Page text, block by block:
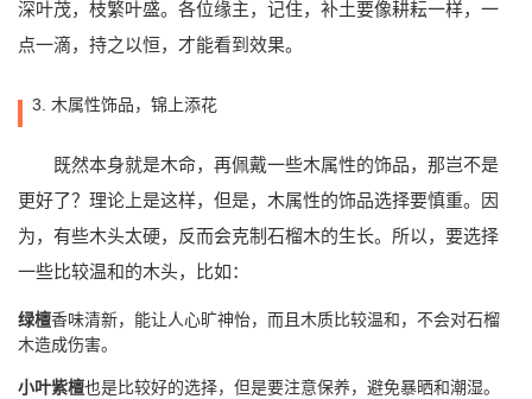
深叶茂，枝繁叶盛。各位缘主，记住，补土要像耕耘一样，一
点一滴，持之以恒，才能看到效果。
3. 木属性饰品，锦上添花
既然本身就是木命，再佩戴一些木属性的饰品，那岂不是
更好了？理论上是这样，但是，木属性的饰品选择要慎重。因
为，有些木头太硬，反而会克制石榴木的生长。所以，要选择
一些比较温和的木头，比如：
绿檀香味清新，能让人心旷神怡，而且木质比较温和，不会对石榴
木造成伤害。
小叶紫檀也是比较好的选择，但是要注意保养，避免暴晒和潮湿。